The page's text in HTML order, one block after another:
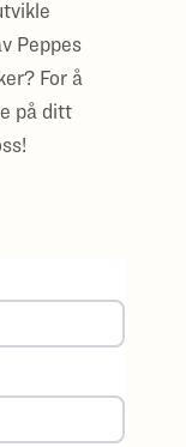
Peppes
For å
på ditt